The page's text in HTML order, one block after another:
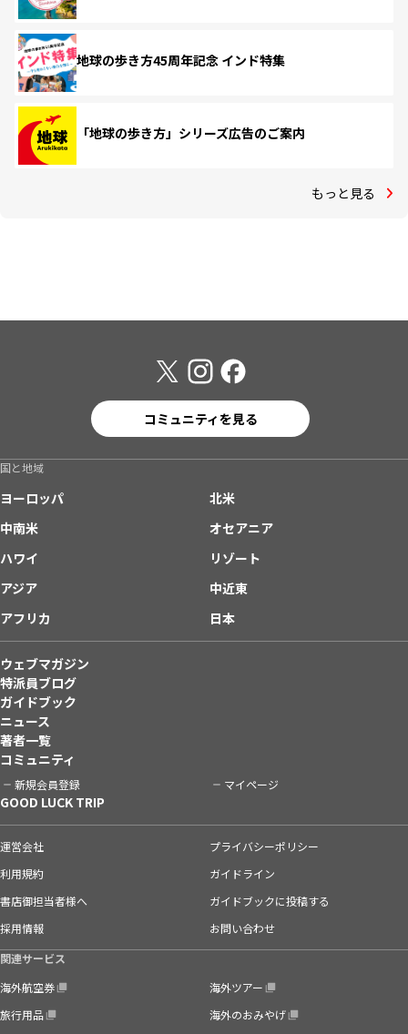
地球の歩き方45周年記念 インド特集
「地球の歩き方」シリーズ広告のご案内
もっと見る
コミュニティを見る
国と地域
ヨーロッパ
北米
中南米
オセアニア
ハワイ
リゾート
アジア
中近東
アフリカ
日本
ウェブマガジン
特派員ブログ
ガイドブック
ニュース
著者一覧
コミュニティ
新規会員登録 マイページ
GOOD LUCK TRIP
運営会社
プライバシーポリシー
利用規約
ガイドライン
書店御担当者様へ
ガイドブックに投稿する
採用情報
お問い合わせ
関連サービス
海外航空券
海外ツアー
旅行用品
海外のおみやげ